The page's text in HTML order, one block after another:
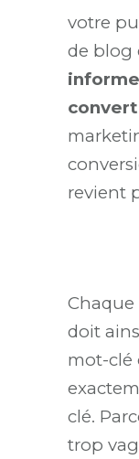
votre
de blog
revient
doit
mot-clé
clé.
trop